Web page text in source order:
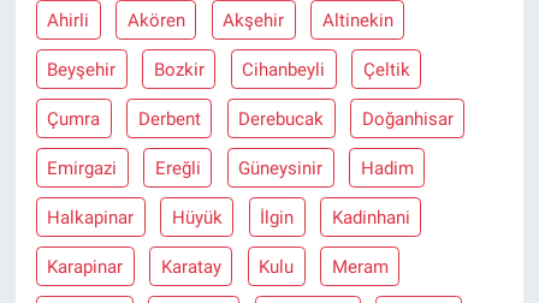
Ahirli Akören Akşehir Altinekin
Beyşehir Bozkir Cihanbeyli Çeltik
Çumra Derbent Derebucak Doğanhisar
Emirgazi Ereğli Güneysinir Hadim
Halkapinar Hüyük İlgin Kadinhani
Karapinar Karatay Kulu Meram